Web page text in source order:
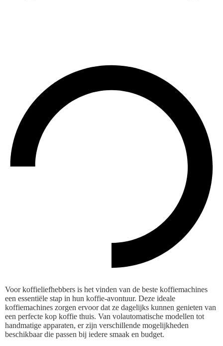
Voor koffieliefhebbers is het vinden van de beste koffiemachines
een essentiële stap in hun koffie-avontuur. Deze ideale
koffiemachines zorgen ervoor dat ze dagelijks kunnen genieten van
een perfecte kop koffie thuis. Van volautomatische modellen tot
handmatige apparaten, er zijn verschillende mogelijkheden
beschikbaar die passen bij iedere smaak en budget.